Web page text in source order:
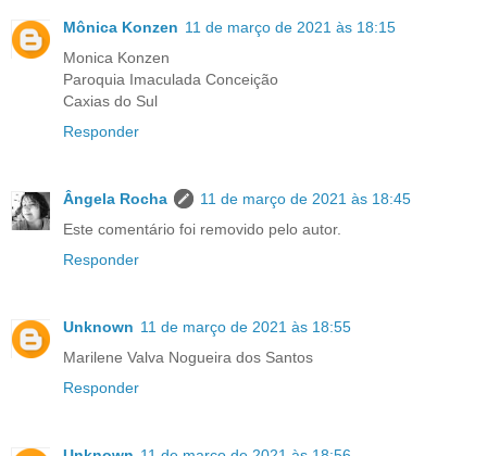
Mônica Konzen 11 de março de 2021 às 18:15
Monica Konzen
Paroquia Imaculada Conceição
Caxias do Sul
Responder
Ângela Rocha
11 de março de 2021 às 18:45
Este comentário foi removido pelo autor.
Responder
Unknown 11 de março de 2021 às 18:55
Marilene Valva Nogueira dos Santos
Responder